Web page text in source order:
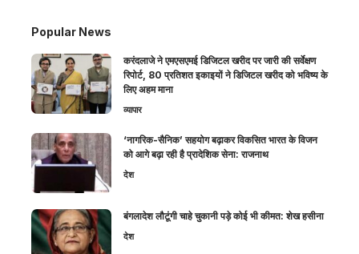
Popular News
करंदलाजे ने एमएसएमई डिजिटल खरीद पर जारी की सर्वेक्षण
रिपोर्ट, 80 प्रतिशत इकाइयों ने डिजिटल खरीद को भविष्य के
लिए अहम माना
व्यापार
‘नागरिक-सैनिक’ सहयोग बढ़ाकर विकसित भारत के विजन
को आगे बढ़ा रही है प्रादेशिक सेना: राजनाथ
देश
बंगलादेश लौटूंगी चाहे चुकानी पड़े कोई भी कीमत: शेख हसीना
देश